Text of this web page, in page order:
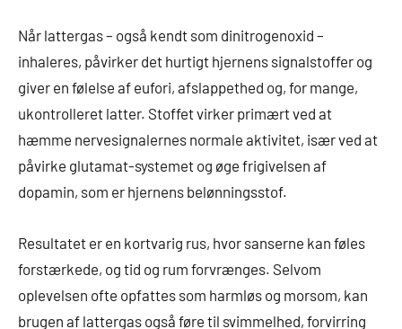
Når lattergas – også kendt som dinitrogenoxid –
inhaleres, påvirker det hurtigt hjernens signalstoffer og
giver en følelse af eufori, afslappethed og, for mange,
ukontrolleret latter. Stoffet virker primært ved at
hæmme nervesignalernes normale aktivitet, især ved at
påvirke glutamat-systemet og øge frigivelsen af
dopamin, som er hjernens belønningsstof.
Resultatet er en kortvarig rus, hvor sanserne kan føles
forstærkede, og tid og rum forvrænges. Selvom
oplevelsen ofte opfattes som harmløs og morsom, kan
brugen af lattergas også føre til svimmelhed, forvirring